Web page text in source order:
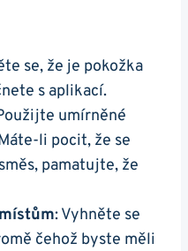
se, že je pokožka
s aplikací.
umírněné
li pocit, že se
pamatujte, že
: Vyhněte se
čehož byste měli